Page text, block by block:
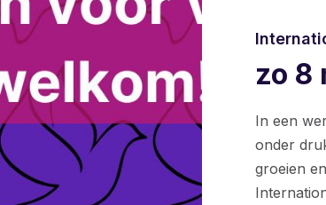
zo 8
In een
onder
groeien